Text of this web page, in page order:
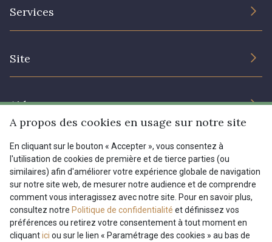
Services
Site
Prix réduits
Magazine
Aide
Livraison : France, Belgique, International
Retours & réclamations
FAQ - Questions fréquentes
Modes de paiements
Menu
Tous nos tissus
Magazine
FR EN
A propos des cookies en usage sur notre site
En cliquant sur le bouton « Accepter », vous consentez à
l'utilisation de cookies de première et de tierce parties (ou
similaires) afin d'améliorer votre expérience globale de navigation
sur notre site web, de mesurer notre audience et de comprendre
comment vous interagissez avec notre site. Pour en savoir plus,
consultez notre Politique de confidentialité et définissez vos
préférences ou retirez votre consentement à tout moment en
cliquantici ou sur le lien « Paramétrage des cookies » au bas de